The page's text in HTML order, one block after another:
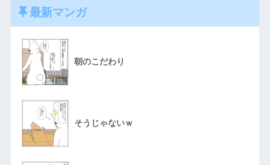
最新マンガ
朝のこだわり
そうじゃないｗ